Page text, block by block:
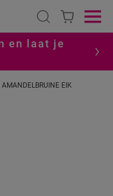
Open search
en laat je
AMANDELBRUINE EIK